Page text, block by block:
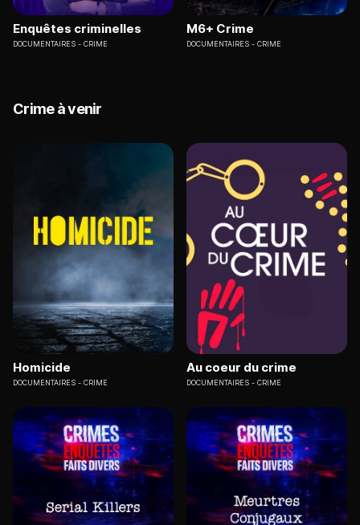
Enquêtes criminelles
DOCUMENTAIRES CRIME
M6+ Crime
DOCUMENTAIRES CRIME
Crime à venir
Homicide
DOCUMENTAIRES CRIME
Au coeur du crime
DOCUMENTAIRES CRIME